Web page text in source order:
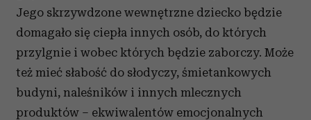
Jego skrzywdzone wewnętrzne dziecko będzie
domagało się ciepła innych osób, do których
przylgnie i wobec których będzie zaborczy. Może
też mieć słabość do słodyczy, śmietankowych
budyni, naleśników i innych mlecznych
produktów – ekwiwalentów emocjonalnych